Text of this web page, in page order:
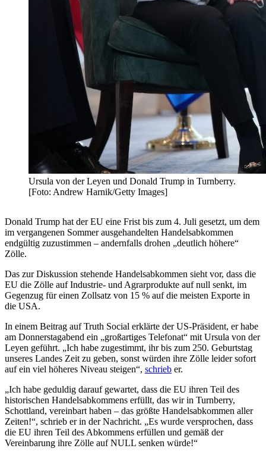
Ursula von der Leyen und Donald Trump in Turnberry.
[Foto: Andrew Harnik/Getty Images]
Donald Trump hat der EU eine Frist bis zum 4. Juli gesetzt, um dem
im vergangenen Sommer ausgehandelten Handelsabkommen
endgültig zuzustimmen – andernfalls drohen „deutlich höhere“
Zölle.
Das zur Diskussion stehende Handelsabkommen sieht vor, dass die
EU die Zölle auf Industrie- und Agrarprodukte auf null senkt, im
Gegenzug für einen Zollsatz von 15 % auf die meisten Exporte in
die USA.
In einem Beitrag auf Truth Social erklärte der US-Präsident, er habe
am Donnerstagabend ein „großartiges Telefonat“ mit Ursula von der
Leyen geführt. „Ich habe zugestimmt, ihr bis zum 250. Geburtstag
unseres Landes Zeit zu geben, sonst würden ihre Zölle leider sofort
auf ein viel höheres Niveau steigen“, schrieb er.
„Ich habe geduldig darauf gewartet, dass die EU ihren Teil des
historischen Handelsabkommens erfüllt, das wir in Turnberry,
Schottland, vereinbart haben – das größte Handelsabkommen aller
Zeiten!“, schrieb er in der Nachricht. „Es wurde versprochen, dass
die EU ihren Teil des Abkommens erfüllen und gemäß der
Vereinbarung ihre Zölle auf NULL senken würde!“